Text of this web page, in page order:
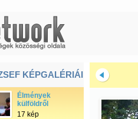
KÉPGALÉRIÁI
Élmények
külföldről
17 kép